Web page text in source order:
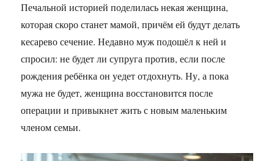
Печальной историей поделилась некая женщина,
которая скоро станет мамой, причём ей будут делать
кесарево сечение. Недавно муж подошёл к ней и
спросил: не будет ли супруга против, если после
рождения ребёнка он уедет отдохнуть. Ну, а пока
мужа не будет, женщина восстановится после
операции и привыкнет жить с новым маленьким
членом семьи.